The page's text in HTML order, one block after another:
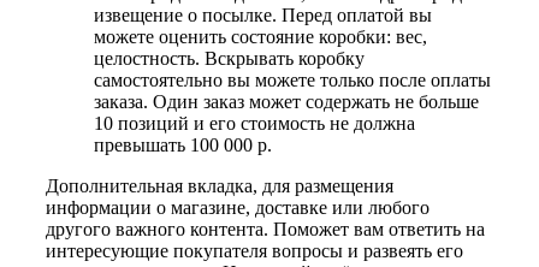
извещение о посылке. Перед оплатой вы
можете оценить состояние коробки: вес,
целостность. Вскрывать коробку
самостоятельно вы можете только после оплаты
заказа. Один заказ может содержать не больше
10 позиций и его стоимость не должна
превышать 100 000 р.
Дополнительная вкладка, для размещения
информации о магазине, доставке или любого
другого важного контента. Поможет вам ответить на
интересующие покупателя вопросы и развеять его